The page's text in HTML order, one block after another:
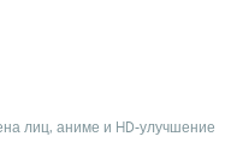
лиц, аниме и HD-улучшение